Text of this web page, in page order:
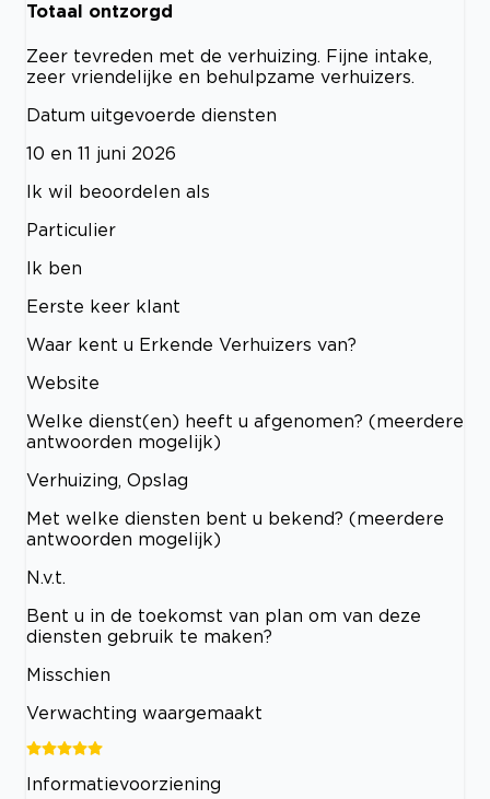
Totaal ontzorgd
Zeer tevreden met de verhuizing. Fijne intake,
zeer vriendelijke en behulpzame verhuizers.
Datum uitgevoerde diensten
10 en 11 juni 2026
Ik wil beoordelen als
Particulier
Ik ben
Eerste keer klant
Waar kent u Erkende Verhuizers van?
Website
Welke dienst(en) heeft u afgenomen? (meerdere
antwoorden mogelijk)
Verhuizing, Opslag
Met welke diensten bent u bekend? (meerdere
antwoorden mogelijk)
N.v.t.
Bent u in de toekomst van plan om van deze
diensten gebruik te maken?
Misschien
Verwachting waargemaakt
Informatievoorziening